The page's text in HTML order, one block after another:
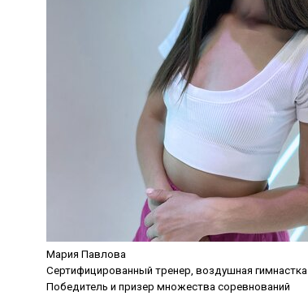
Мария Павлова
Сертифицированный тренер, воздушная гимнастка
Победитель и призер множества соревнований